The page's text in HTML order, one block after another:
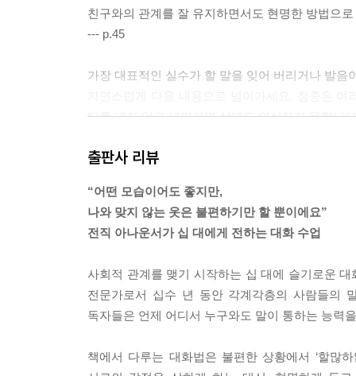
친구와의 관계를 잘 유지하면서도 현명한 방법으
--- p.45
가장 대표적인 실수가 할 말을 잊어 버리거나 발
티를 내지 않고 넘어가면 상대도 의식하지 못합니
적인 말과 행동을 의미합니다.
부모님과 대화할 때 감정이 격해지거나 갈등이
식적으로 대응해야 합니다. 그래야 상황이 더 나빠
단톡방에서 소통을 어떻게 해야 할지 망설여진다
전하며 다른 참여자들의 주의를 끄는 신호를 뜻
출판사 리뷰
“어떤 모습이어도 좋지만,
나와 맞지 않는 옷은 불편하기만 할 뿐이에요”
전직 아나운서가 십 대에게 전하는 대화 수업
사회적 관계를 맺기 시작하는 십 대에 슬기로운
전문가로서 십수 년 동안 각계각층의 사람들의
독자들은 언제 어디서 누구와도 말이 통하는 능력
책에서 다루는 대화법은 불편한 상황에서 ‘할많